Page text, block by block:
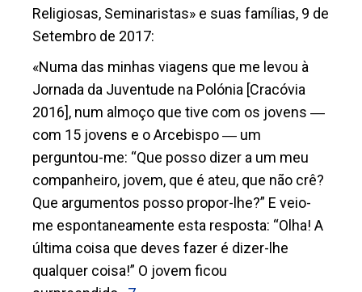
Religiosas, Seminaristas» e suas famílias, 9 de
Setembro de 2017:
«Numa das minhas viagens que me levou à
Jornada da Juventude na Polónia [Cracóvia
2016], num almoço que tive com os jovens ―
com 15 jovens e o Arcebispo ― um
perguntou-me: “Que posso dizer a um meu
companheiro, jovem, que é ateu, que não crê?
Que argumentos posso propor-lhe?” E veio-
me espontaneamente esta resposta: “Olha! A
última coisa que deves fazer é dizer-lhe
qualquer coisa!” O jovem ficou